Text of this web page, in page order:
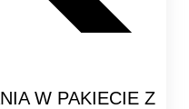
W PAKIECIE Z